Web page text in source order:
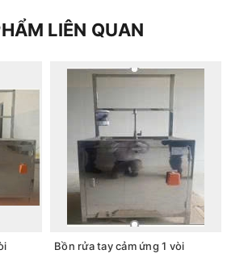
LIÊN QUAN
Bồn rửa tay cảm ứng 1 vòi